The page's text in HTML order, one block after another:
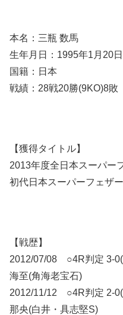
本名：三瓶 数馬
生年月日：1995年1月20日
国籍：日本
戦績：28戦20勝(9KO)8敗
【獲得タイトル】
2013年度全日本スーパー
初代日本スーパーフェザ
【戦歴】
2012/07/08 ○4R判定 3-
海至(角海老宝石)
2012/11/12 ○4R判定 2-
那央(白井・具志堅S)